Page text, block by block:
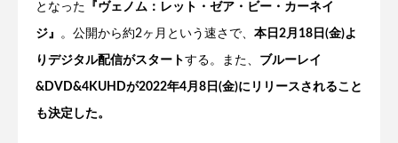
となった 『ヴェノム：レット・ゼア・ビー・カーネイ
ジ』 。公開から約2ヶ月という速さで、 本日2月18日(金)よ
りデジタル配信がスタートする。また、 ブルーレイ
&DVD&4KUHDが2022年4月8日(金)にリリースされること
も決定した。